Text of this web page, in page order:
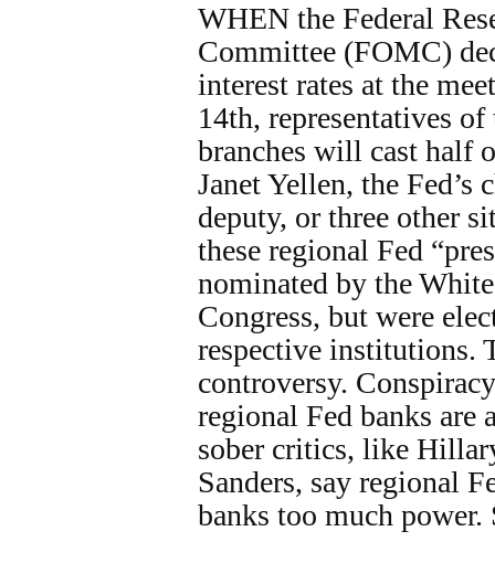
WHEN the Federal
Committee (FOMC)
interest rates at the
14th, representatives of
branches will cast half
Janet Yellen, the Fed’s
deputy, or three other
these regional Fed
nominated by the
Congress, but were
respective institutions.
controversy.
regional Fed banks are
sober critics, like
Sanders, say regional
banks too much